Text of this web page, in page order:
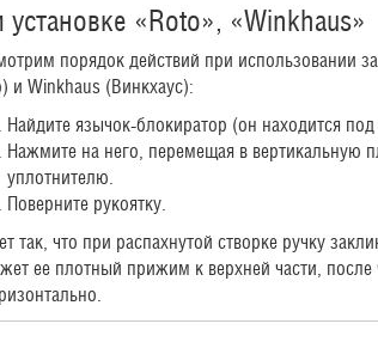
установке «Roto», «Winkhaus»
порядок действий при использовании
и Winkhaus (Винкхаус):
Найдите язычок-блокиратор (он находится
Нажмите на него, перемещая в вертикальную
уплотнителю.
Поверните рукоятку.
так, что при распахнутой створке ручку
ее плотный прижим к верхней части, после